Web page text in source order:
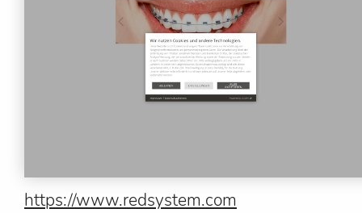
https://www.redsystem.com